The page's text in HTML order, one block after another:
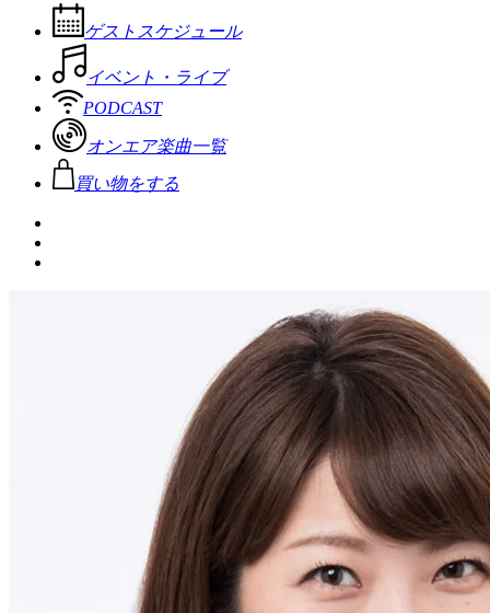
ゲストスケジュール
イベント・ライブ
PODCAST
オンエア楽曲一覧
買い物をする